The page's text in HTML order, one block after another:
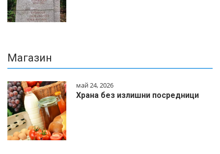
Магазин
май 24, 2026
Храна без излишни посредници